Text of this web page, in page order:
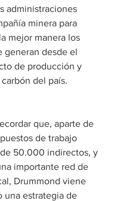
administraciones
minera para
mejor manera los
generan desde el
de producción y
del país.
que, aparte de
de trabajo
50.000 indirectos, y
importante red de
Drummond viene
una estrategia de